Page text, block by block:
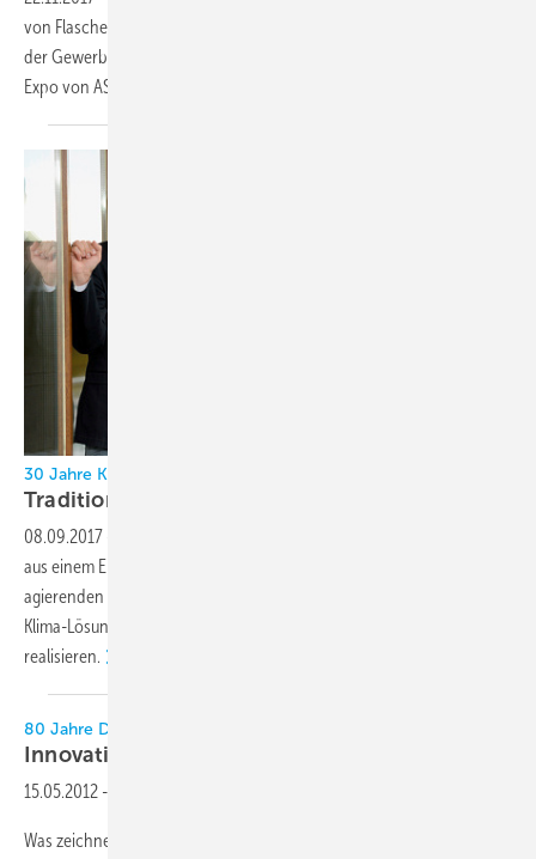
von Flaschenkühlern, hat es in die Finalistengruppe in der Kategorie
der Gewerbekälte der AHR Expo Innovation Awards 2018 auf der AHR
Expo von ASHRAE und AHRI
30 Jahre KKL Klimatechnik-Vertriebs GmbH
Tradition &
08.09.2017
aus einem Ein-Mann-Handwerksbetrieb zu einem deutschlandweit
agierenden Fachunternehmen mit 230 Mitarbeitern, die Kälte- und
Klima-Lösungen für Privat- und Großkunden planen und
realisieren.
80 Jahre Dr. Hartmann Chemietechnik
Innovation made by
15.05.2012 -
Was zeichnet ein typisch schwäbisches Traditionsunternehmen aus?